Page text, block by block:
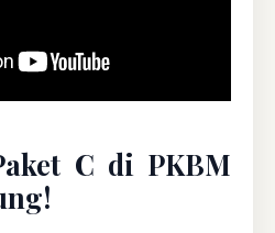
C di PKBM